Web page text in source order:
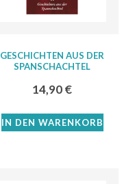
GESCHICHTEN AUS DER
SPANSCHACHTEL
14,90€
IN DEN WARENKORB